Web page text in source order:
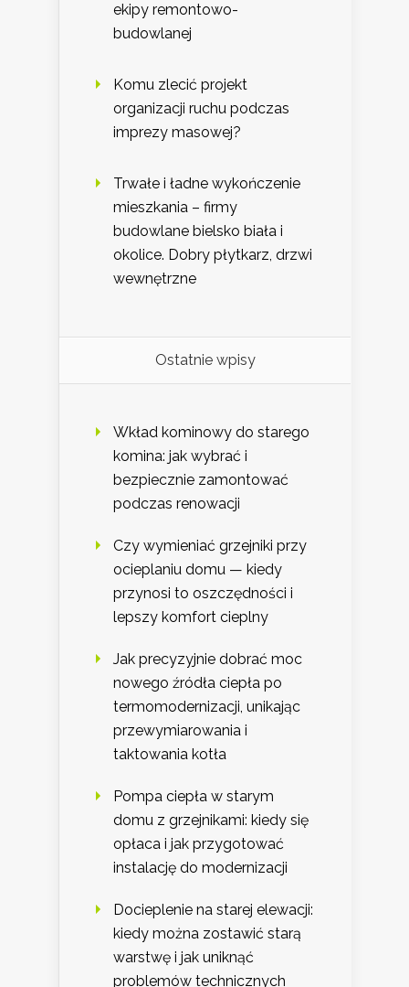
ekipy remontowo-
budowlanej
Komu zlecić projekt
organizacji ruchu podczas
imprezy masowej?
Trwałe i ładne wykończenie
mieszkania – firmy
budowlane bielsko biała i
okolice. Dobry płytkarz, drzwi
wewnętrzne
Ostatnie wpisy
Wkład kominowy do starego
komina: jak wybrać i
bezpiecznie zamontować
podczas renowacji
Czy wymieniać grzejniki przy
ocieplaniu domu — kiedy
przynosi to oszczędności i
lepszy komfort cieplny
Jak precyzyjnie dobrać moc
nowego źródła ciepła po
termomodernizacji, unikając
przewymiarowania i
taktowania kotła
Pompa ciepła w starym
domu z grzejnikami: kiedy się
opłaca i jak przygotować
instalację do modernizacji
Docieplenie na starej elewacji:
kiedy można zostawić starą
warstwę i jak uniknąć
problemów technicznych